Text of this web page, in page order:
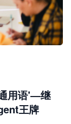
用语'—继
王牌